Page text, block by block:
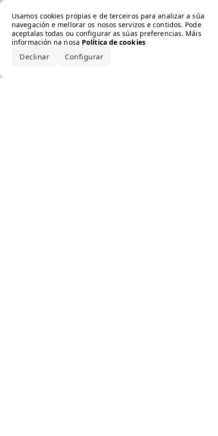
Usamos cookies propias e de terceiros para analizar a súa
navegación e mellorar os nosos servizos e contidos. Pode
aceptalas todas ou configurar as súas preferencias. Máis
información na nosa Política de cookies
Declinar Configurar
Error loading the brand